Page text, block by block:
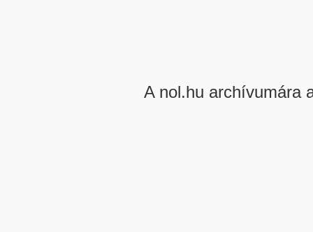
A nol.hu archívumára